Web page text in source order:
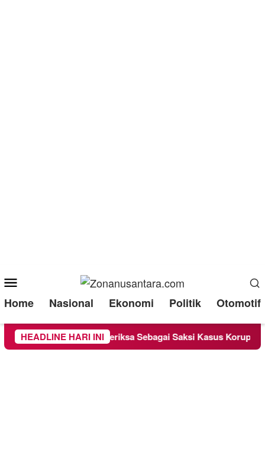
Menu
Home Nasional Ekonomi Politik Otomotif
HEADLINE HARI INI
Chandra Diperiksa Sebagai Saksi Kasus Korupsi Bibit